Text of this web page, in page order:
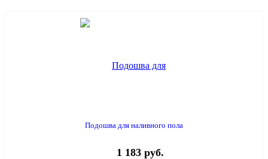
Подошва для наливного пола
1 183 руб.